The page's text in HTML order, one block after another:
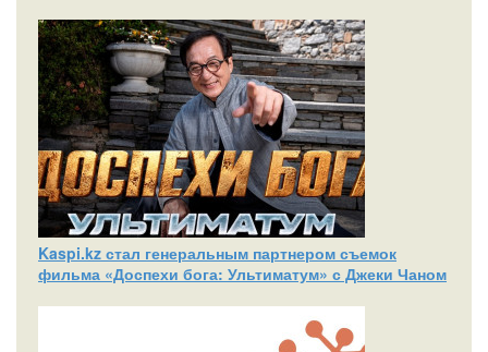
Kaspi.kz стал генеральным партнером съемок
фильма «Доспехи бога: Ультиматум» с Джеки Чаном